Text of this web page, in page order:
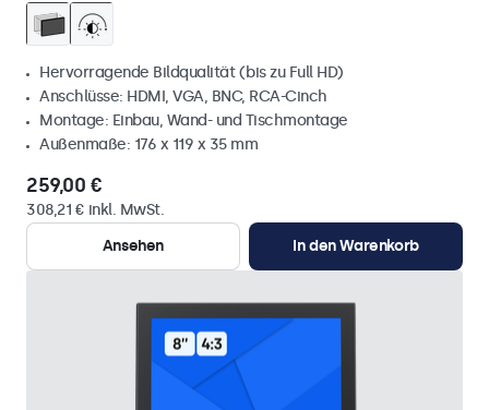
Hervorragende Bildqualität (bis zu Full HD)
Anschlüsse: HDMI, VGA, BNC, RCA-Cinch
Montage: Einbau, Wand- und Tischmontage
Außenmaße: 176 x 119 x 35 mm
259,00 €
308,21 € inkl. MwSt.
Ansehen
In den Warenkorb